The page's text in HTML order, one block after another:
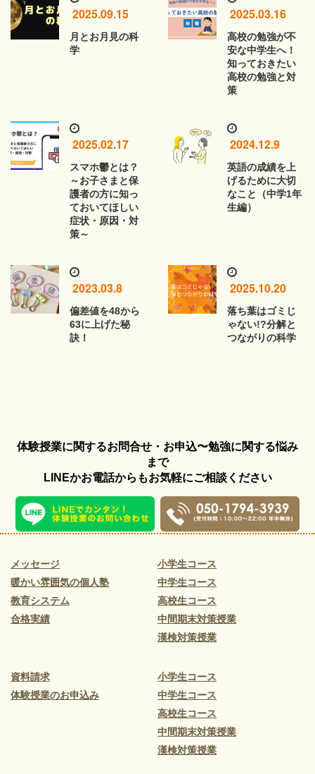
2025.09.15
月とお月見の科
学
2025.03.16
高校の勉強が不
安な中学生へ！
知っておきたい
高校の勉強と対
策
2025.02.17
スマホ鬱とは？
～お子さまと保
護者の方に知っ
ておいてほしい
症状・原因・対
策～
2024.12.9
英語の成績を上
げるために大切
なこと（中学1年
生編）
2023.03.8
偏差値を48から
63に上げた秘
訣！
2025.10.20
落ち葉はゴミじ
ゃない!?分解と
つながりの科学
体験授業に関するお問合せ・お申込〜勉強に関する悩み
まで
LINEかお電話からもお気軽にご相談ください
メッセージ
暖かい雰囲気の個人塾
教育システム
合格実績
小学生コース
中学生コース
高校生コース
中間期末対策授業
漢検対策授業
資料請求
体験授業のお申込み
小学生コース
中学生コース
高校生コース
中間期末対策授業
漢検対策授業